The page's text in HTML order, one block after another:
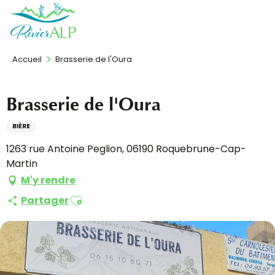
contenu
FR
Accueil Brasserie de l'Oura
Brasserie de l'Oura
BIÈRE
1263 rue Antoine Peglion, 06190 Roquebrune-Cap-
Martin
M'y rendre
PartagerAjouter aux favoris